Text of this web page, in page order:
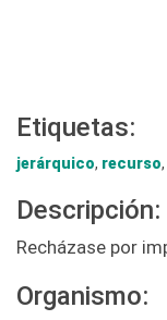
Etiquetas:
jerárquico, recurso,
Descripción:
Recházase por
Organismo: